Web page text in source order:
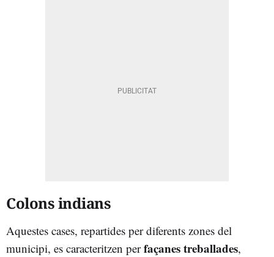
Colons indians
Aquestes cases, repartides per diferents zones del
municipi, es caracteritzen perfaçanes treballades,